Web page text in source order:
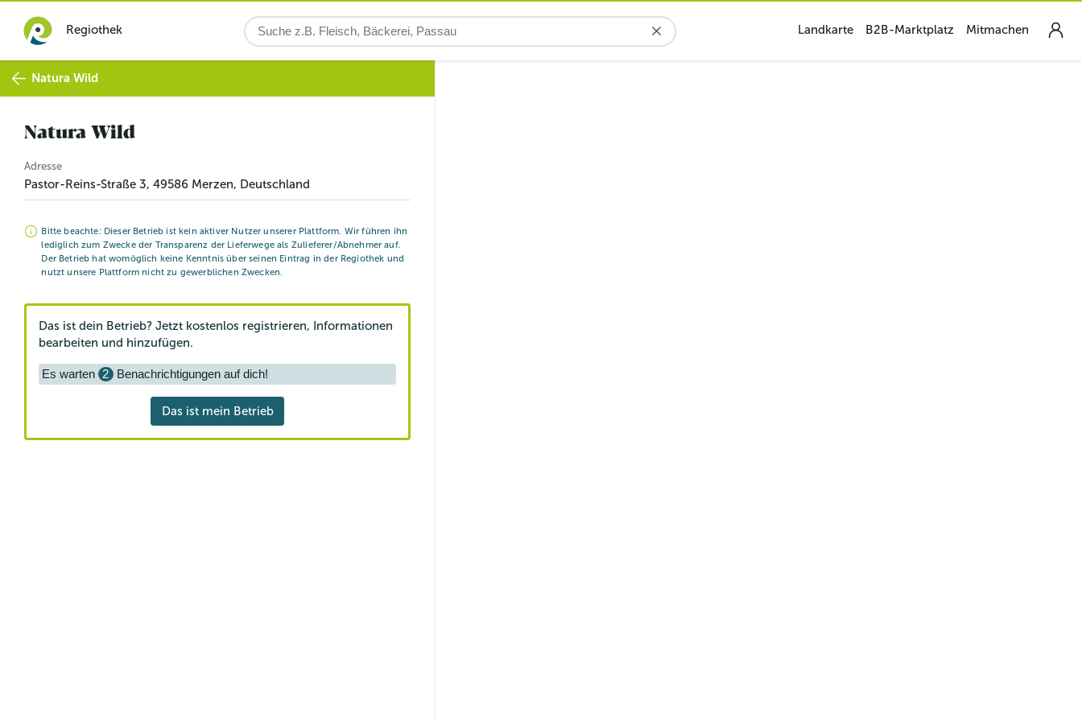
Regiothek Landkarte B2B-Marktplatz Mitmachen
Natura Wild
Natura Wild
Adresse
Pastor-Reins-Straße 3, 49586 Merzen, Deutschland
Bitte beachte: Dieser Betrieb ist kein aktiver Nutzer unserer Plattform. Wir führen ihn
lediglich zum Zwecke der Transparenz der Lieferwege als Zulieferer/Abnehmer auf.
Der Betrieb hat womöglich keine Kenntnis über seinen Eintrag in der Regiothek und
nutzt unsere Plattform nicht zu gewerblichen Zwecken.
Das ist dein Betrieb? Jetzt kostenlos registrieren, Informationen
bearbeiten und hinzufügen.
Es warten 2 Benachrichtigungen auf dich!
Das ist mein Betrieb